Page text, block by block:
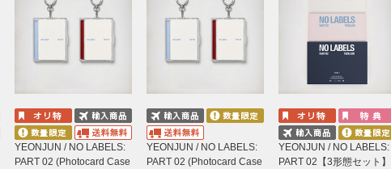
YEONJUN / NO LABELS:
PART 02 (Photocard Case
YEONJUN / NO LABELS:
PART 02 (Photocard Case
YEONJUN / NO LABELS:
PART 02【3形態セット】